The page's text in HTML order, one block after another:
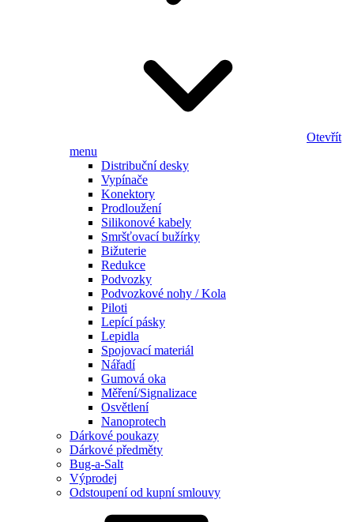
Otevřít
menu
Distribuční desky
Vypínače
Konektory
Prodloužení
Silikonové kabely
Smršťovací bužírky
Bižuterie
Redukce
Podvozky
Podvozkové nohy / Kola
Piloti
Lepící pásky
Lepidla
Spojovací materiál
Nářadí
Gumová oka
Měření/Signalizace
Osvětlení
Nanoprotech
Dárkové poukazy
Dárkové předměty
Bug-a-Salt
Výprodej
Odstoupení od kupní smlouvy